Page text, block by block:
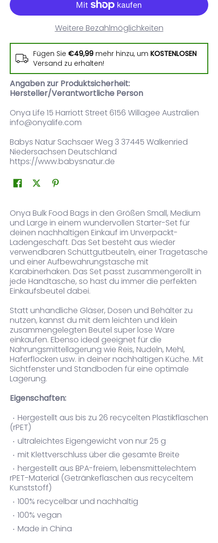
Weitere Bezahlmöglichkeiten
Fügen Sie €49,99 mehr hinzu, um KOSTENLOSEN
Versand zu erhalten!
Angaben zur Produktsicherheit:
Hersteller/Verantwortliche Person
Onya Life 15 Harriott Street 6156 Willagee Australien
info@onyalife.com
Babys Natur Sachsaer Weg 3 37445 Walkenried
Niedersachsen Deutschland
https://www.babysnatur.de
Onya Bulk Food Bags in den Größen Small, Medium
und Large in einem wundervollen Starter-Set für
deinen nachhaltigen Einkauf im Unverpackt-
Ladengeschäft. Das Set besteht aus wieder
verwendbaren Schüttgutbeuteln, einer Tragetasche
und einer Aufbewahrungstasche mit
Karabinerhaken. Das Set passt zusammengerollt in
jede Handtasche, so hast du immer die perfekten
Einkaufsbeutel dabei.
Statt unhandliche Gläser, Dosen und Behälter zu
nutzen, kannst du mit dem leichten und klein
zusammengelegten Beutel super lose Ware
einkaufen. Ebenso ideal geeignet für die
Nahrungsmittellagerung wie Reis, Nudeln, Mehl,
Haferflocken usw. in deiner nachhaltigen Küche. Mit
Sichtfenster und Standboden für eine optimale
Lagerung.
Eigenschaften:
Hergestellt aus bis zu 26 recycelten Plastikflaschen
(rPET)
ultraleichtes Eigengewicht von nur 25 g
mit Klettverschluss über die gesamte Breite
hergestellt aus BPA-freiem, lebensmittelechtem
rPET-Material (Getränkeflaschen aus recyceltem
Kunststoff)
100% recycelbar und nachhaltig
100% vegan
Made in China